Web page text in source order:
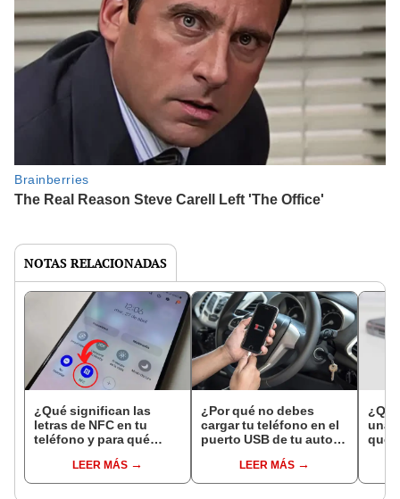
NOTAS RELACIONADAS
¿Qué significan las
letras de NFC en tu
teléfono y para qué
LEER MÁS
¿Por qué no debes
cargar tu teléfono en el
puerto USB de tu auto?
LEER MÁS
una
que